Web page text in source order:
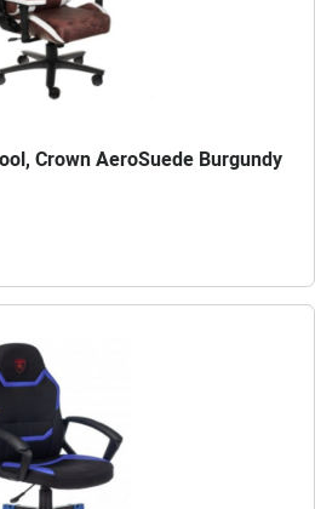
Crown AeroSuede Burgundy